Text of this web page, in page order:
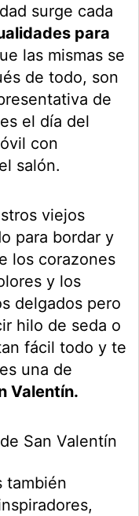
surge cada
para
las mismas se
de todo, son
de
el día del
con
salón.
viejos
para bordar y
los corazones
y los
delgados pero
hilo de seda o
fácil todo y te
una de
Valentín.
San Valentín
también